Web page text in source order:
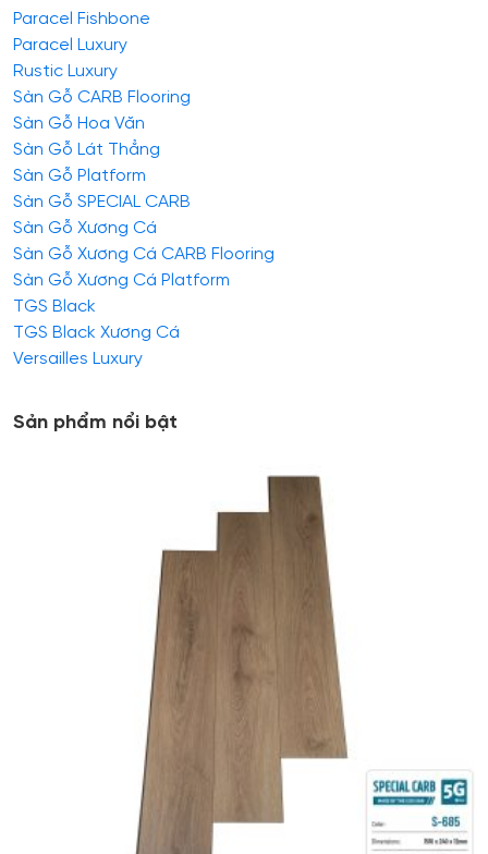
Paracel Fishbone
Paracel Luxury
Rustic Luxury
Sàn Gỗ CARB Flooring
Sàn Gỗ Hoa Văn
Sàn Gỗ Lát Thẳng
Sàn Gỗ Platform
Sàn Gỗ SPECIAL CARB
Sàn Gỗ Xương Cá
Sàn Gỗ Xương Cá CARB Flooring
Sàn Gỗ Xương Cá Platform
TGS Black
TGS Black Xương Cá
Versailles Luxury
Sản phẩm nổi bật